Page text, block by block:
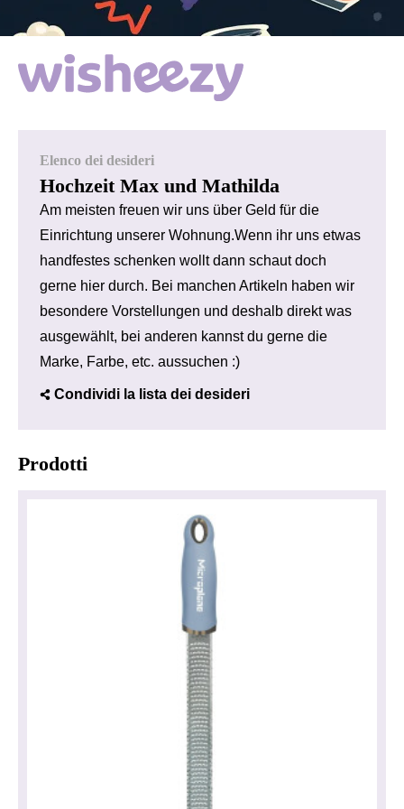
Elenco dei desideri
Hochzeit Max und Mathilda
Am meisten freuen wir uns über Geld für die
Einrichtung unserer Wohnung.Wenn ihr uns etwas
handfestes schenken wollt dann schaut doch
gerne hier durch. Bei manchen Artikeln haben wir
besondere Vorstellungen und deshalb direkt was
ausgewählt, bei anderen kannst du gerne die
Marke, Farbe, etc. aussuchen :)
Condividi la lista dei desideri
Prodotti